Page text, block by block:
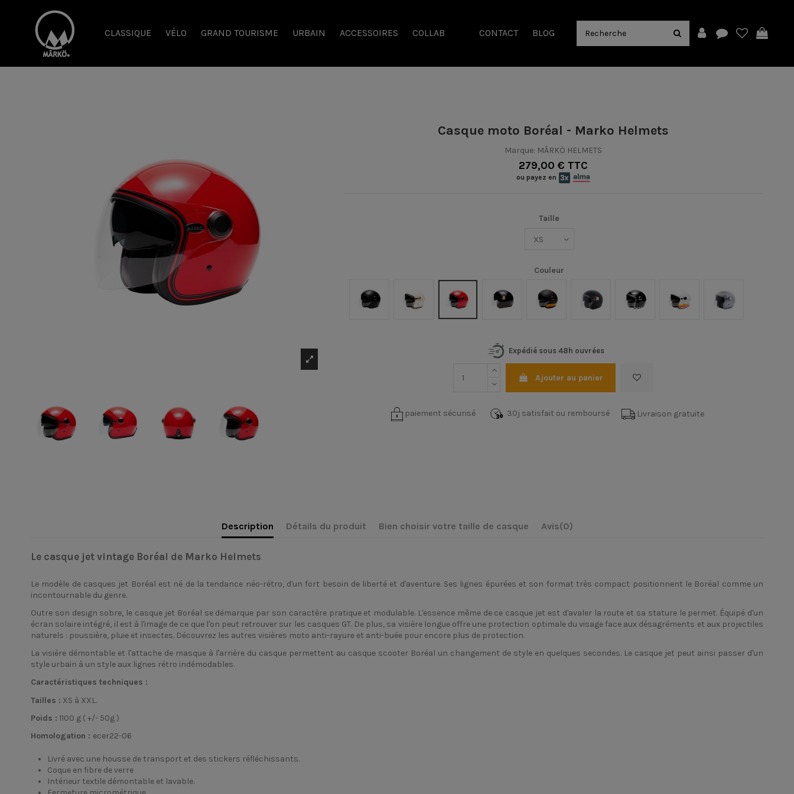
CLASSIQUE VÉLO GRAND TOURISME URBAIN ACCESSOIRES BLOG
CONTACT
COLLAB
Casque moto Boréal - Marko Helmets
Marque: MÂRKÖ HELMETS
279,00 € TTC
ou payez en
Taille
Couleur
Noir mat
Black/GoldNoir mat/Orange
Expédié sous 48h ouvrées
Ajouter au panier
paiement sécurisé 30j satisfait ou remboursé Livraison gratuite
Description Détails du produit Bien choisir votre taille de casque Avis(0)
Le casque jet vintage Boréal de Marko Helmets
Le modèle de casques jet Boréal est né de la tendance néo-rétro, d'un fort besoin de liberté et d'aventure. Ses lignes épurées et son format très compact positionnent le Boréal comme un
incontournable du genre.
Outre son design sobre, le casque jet Boréal se démarque par son caractère pratique et modulable. L'essence même de ce casque jet est d'avaler la route et sa stature le permet. Équipé d'un
écran solaire intégré, il est à l'image de ce que l'on peut retrouver sur les casques GT. De plus, sa visière longue offre une protection optimale du visage face aux désagréments et aux projectiles
naturels : poussière, pluie et insectes. Découvrez les autres visières moto anti-rayure et anti-buée pour encore plus de protection.
La visière démontable et l'attache de masque à l'arrière du casque permettent au casque scooter Boréal un changement de style en quelques secondes. Le casque jet peut ainsi passer d'un
style urbain à un style aux lignes rétro indémodables.
Caractéristiques techniques :
Tailles : XS à XXL.
Poids : 1100 g ( +/- 50g )
Homologation : ecer22-06
Livré avec une housse de transport et des stickers réfléchissants.
Coque en fibre de verre
Intérieur textile démontable et lavable.